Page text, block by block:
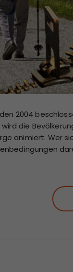
2004
die
animiert. Wer